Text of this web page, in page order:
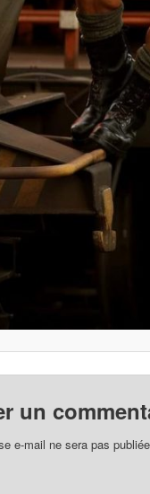
un
e-mail ne sera pas